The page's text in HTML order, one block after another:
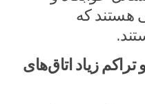
هستند که
زیاد اتاق‌های